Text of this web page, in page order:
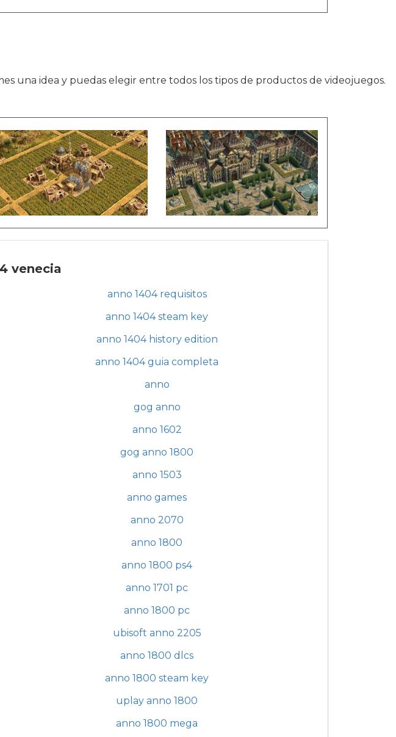
una idea y puedas elegir entre todos los tipos de productos de videojuegos.
venecia
anno 1404 requisitos
anno 1404 steam key
anno 1404 history edition
anno 1404 guia completa
anno
gog anno
anno 1602
gog anno 1800
anno 1503
anno games
anno 2070
anno 1800
anno 1800 ps4
anno 1701 pc
anno 1800 pc
ubisoft anno 2205
anno 1800 dlcs
anno 1800 steam key
uplay anno 1800
anno 1800 mega